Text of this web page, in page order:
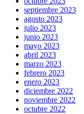
septiembre 2023
agosto 2023
julio 2023
junio 2023
mayo 2023
abril 2023
marzo 2023
febrero 2023
enero 2023
diciembre 2022
noviembre 2022
octubre 2022